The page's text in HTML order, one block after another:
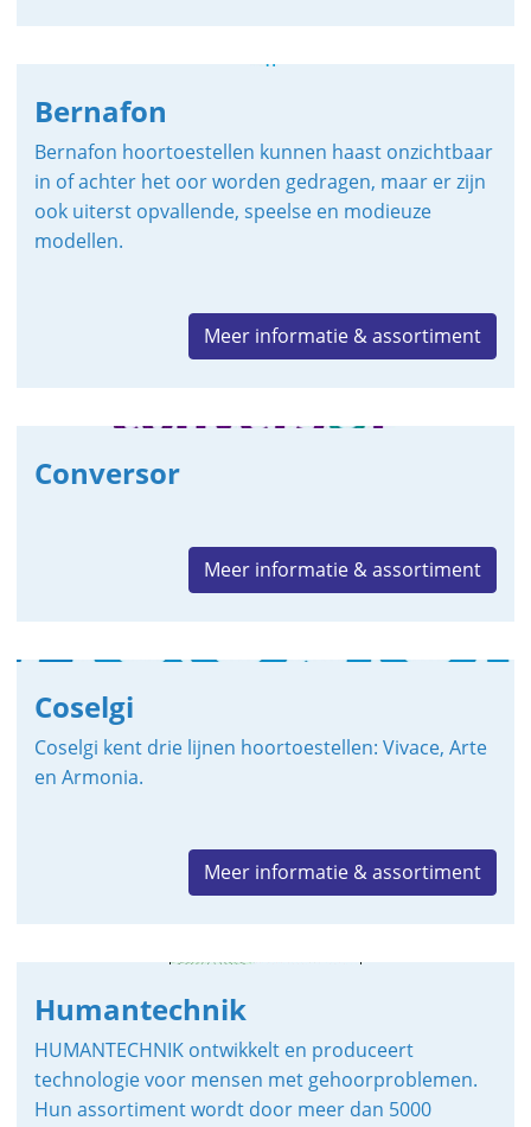
Bernafon
Bernafon hoortoestellen kunnen haast onzichtbaar
in of achter het oor worden gedragen, maar er zijn
ook uiterst opvallende, speelse en modieuze
modellen.
Meer informatie & assortiment
Conversor
Meer informatie & assortiment
Coselgi
Coselgi kent drie lijnen hoortoestellen: Vivace, Arte
en Armonia.
Meer informatie & assortiment
Humantechnik
HUMANTECHNIK ontwikkelt en produceert
technologie voor mensen met gehoorproblemen.
Hun assortiment wordt door meer dan 5000